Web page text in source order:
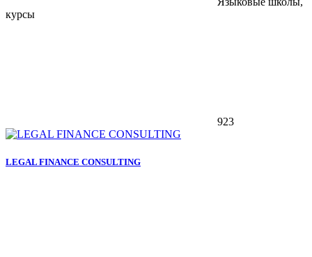
курсы
923
LEGAL FINANCE CONSULTING